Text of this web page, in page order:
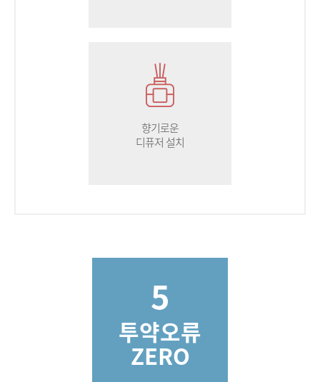
향기로운
디퓨저 설치
5
투약오류
ZERO